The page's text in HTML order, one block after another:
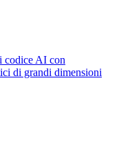
codice AI con
di grandi dimensioni